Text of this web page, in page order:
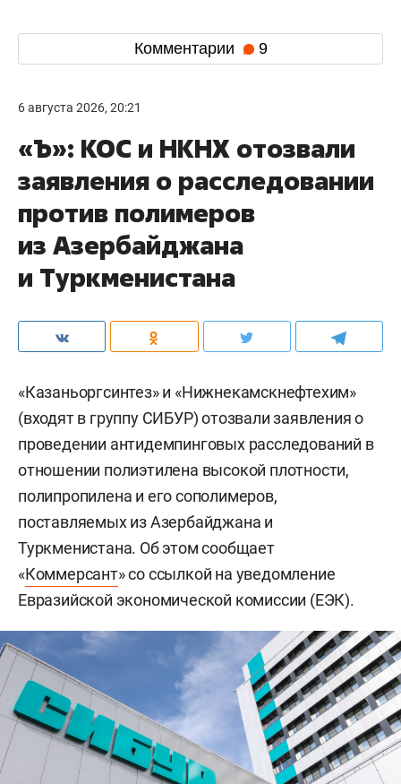
Комментарии 9
6 августа 2026, 20:21
«Ъ»: КОС и НКНХ отозвали
заявления о расследовании
против полимеров
из Азербайджана
и Туркменистана
«Казаньоргсинтез» и «Нижнекамскнефтехим»
(входят в группу СИБУР) отозвали заявления о
проведении антидемпинговых расследований в
отношении полиэтилена высокой плотности,
полипропилена и его сополимеров,
поставляемых из Азербайджана и
Туркменистана. Об этом сообщает
«Коммерсант» со ссылкой на уведомление
Евразийской экономической комиссии (ЕЭК).